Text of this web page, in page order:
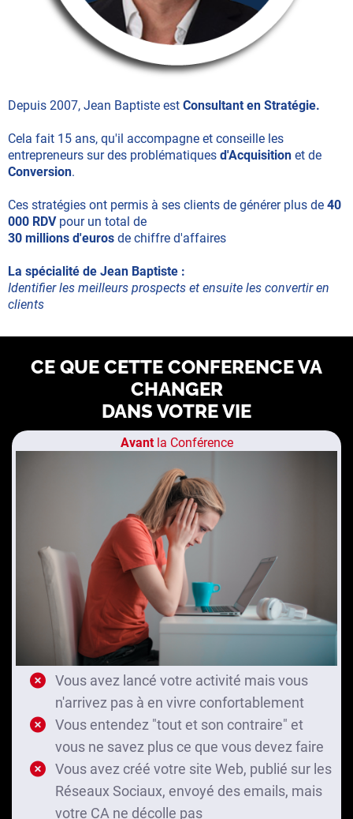
Depuis 2007, Jean Baptiste est Consultant en Stratégie.
Cela fait 15 ans, qu'il accompagne et conseille les
entrepreneurs sur des problématiques d'Acquisition et de
Conversion.
Ces stratégies ont permis à ses clients de générer plus de 40
000 RDVpour un total de
30 millions d'euros de chiffre d'affaires
La spécialité de Jean Baptiste :
Identifier les meilleurs prospects et ensuite les convertir en
clients
CE QUE CETTE CONFERENCE VA
CHANGER
DANS VOTRE VIE
Avantla Conférence
Vous avez lancé votre activité mais vous
n'arrivez pas à en vivre confortablement
Vous entendez "tout et son contraire" et
vous ne savez plus ce que vous devez faire
Vous avez créé votre site Web, publié sur les
Réseaux Sociaux, envoyé des emails, mais
votre CA ne décolle pas